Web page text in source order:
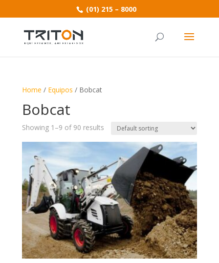
(01) 215 – 8000
Home / Equipos / Bobcat
Bobcat
Showing 1–9 of 90 results